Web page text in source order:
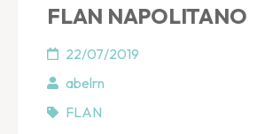
FLAN NAPOLITANO
22/07/2019
abelrn
FLAN